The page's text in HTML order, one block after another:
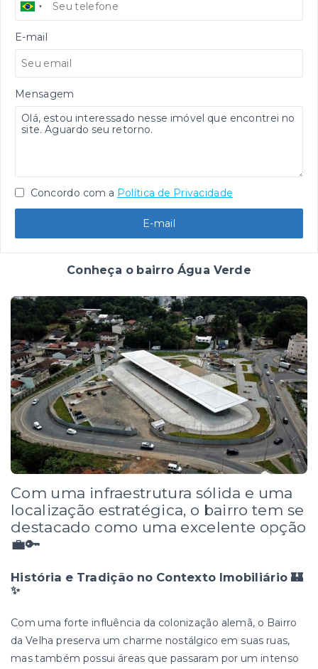
E-mail
Mensagem
Concordo com a Política de Privacidade
E-mail
Conheça o bairro Água Verde
Com uma infraestrutura sólida e uma
localização estratégica, o bairro tem se
destacado como uma excelente opção
💼🔑
História e Tradição no Contexto Imobiliário 🏰
✨
Com uma forte influência da colonização alemã, o Bairro
da Velha preserva um charme nostálgico em suas ruas,
mas também possui áreas que passaram por um intenso